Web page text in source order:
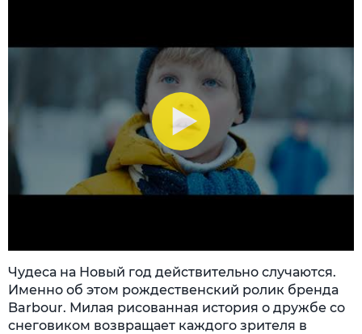
Чудеса на Новый год действительно случаются.
Именно об этом рождественский ролик бренда
Barbour. Милая рисованная история о дружбе со
снеговиком возвращает каждого зрителя в